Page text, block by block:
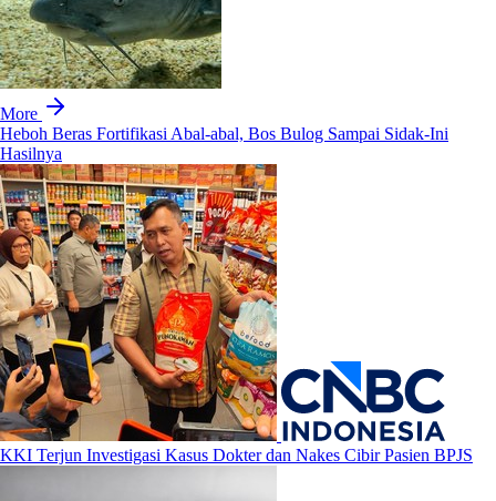
More
Heboh Beras Fortifikasi Abal-abal, Bos Bulog Sampai Sidak-Ini
Hasilnya
KKI Terjun Investigasi Kasus Dokter dan Nakes Cibir Pasien BPJS